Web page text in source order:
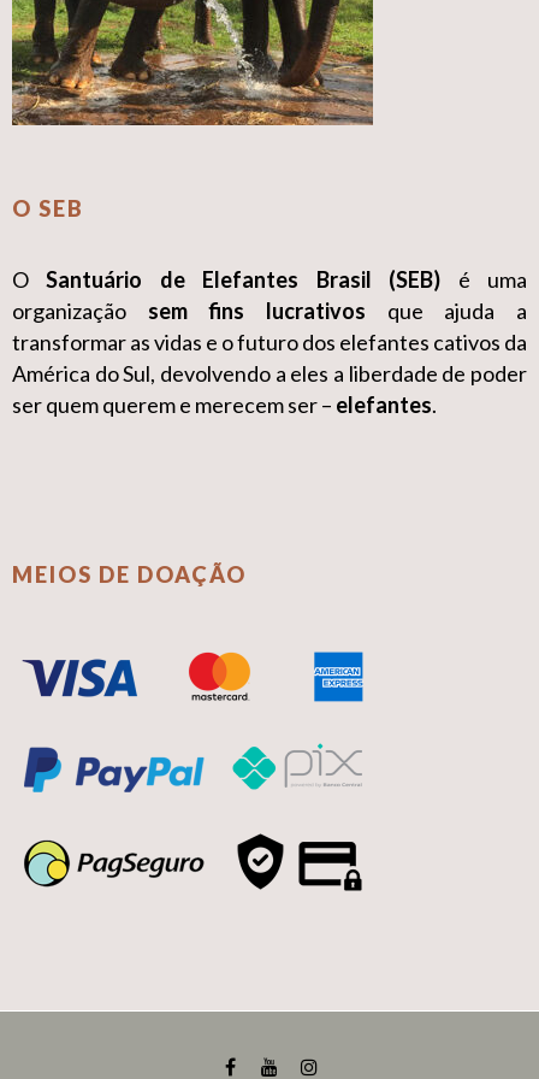
O SEB
OSantuário de Elefantes Brasil (SEB) é uma
organização sem fins lucrativos que ajuda a
transformar as vidas e o futuro dos elefantes cativos da
América do Sul, devolvendo a eles a liberdade de poder
ser quem querem e merecem ser – elefantes.
MEIOS DE DOAÇÃO